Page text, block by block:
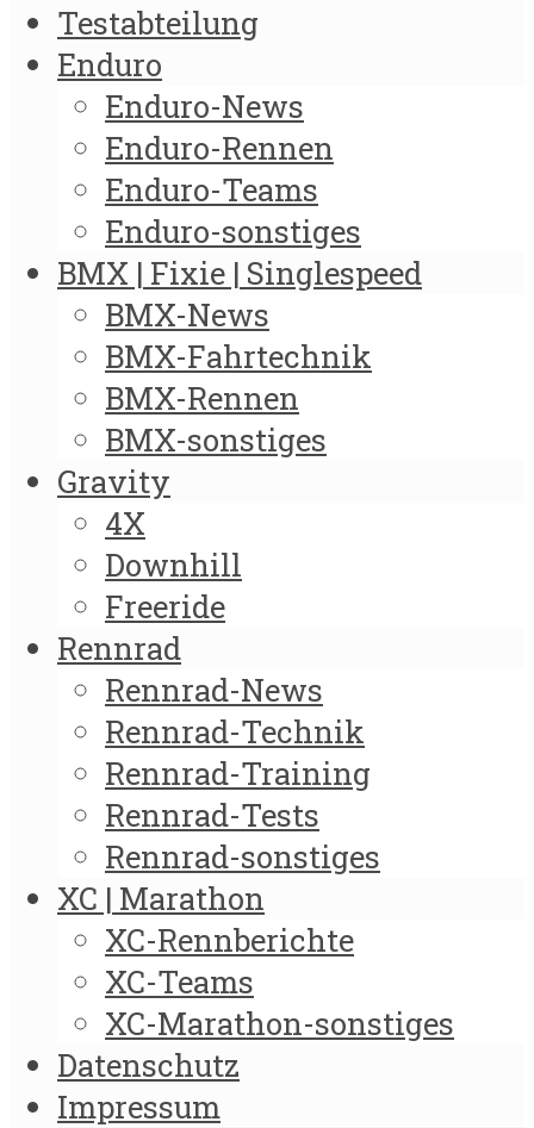
Testabteilung
Enduro
Enduro-News
Enduro-Rennen
Enduro-Teams
Enduro-sonstiges
BMX | Fixie | Singlespeed
BMX-News
BMX-Fahrtechnik
BMX-Rennen
BMX-sonstiges
Gravity
4X
Downhill
Freeride
Rennrad
Rennrad-News
Rennrad-Technik
Rennrad-Training
Rennrad-Tests
Rennrad-sonstiges
XC | Marathon
XC-Rennberichte
XC-Teams
XC-Marathon-sonstiges
Datenschutz
Impressum